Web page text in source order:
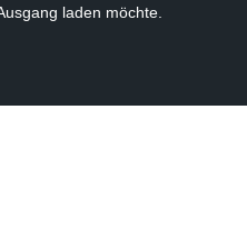
laden möchte.